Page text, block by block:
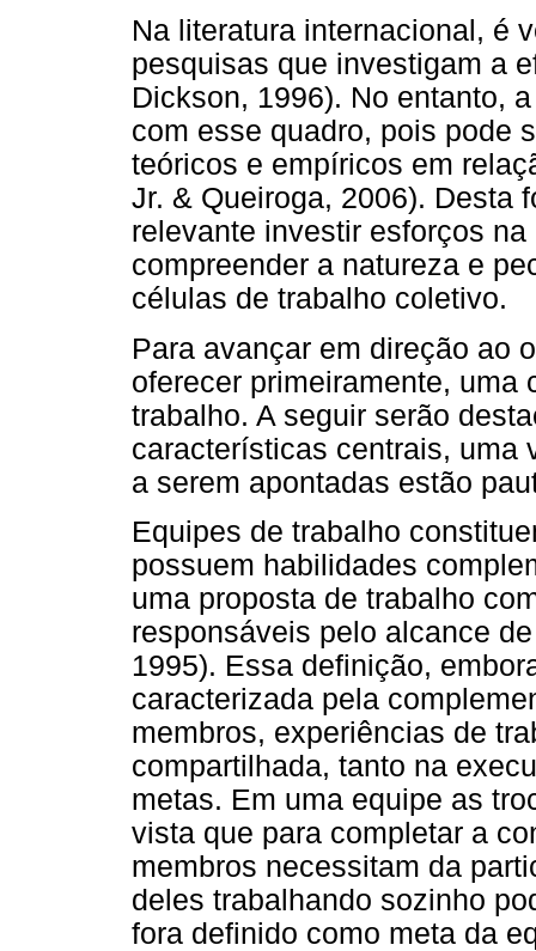
Na literatura internacional, é
pesquisas que investigam a
Dickson, 1996). No entanto,
com esse quadro, pois pode
teóricos e empíricos em
Jr. & Queiroga, 2006). Desta
relevante investir esforços
compreender a natureza e
células de trabalho coletivo.
Para avançar em direção ao
oferecer primeiramente, uma
trabalho. A seguir serão
características centrais, uma
a serem apontadas estão
Equipes de trabalho
possuem habilidades
uma proposta de trabalho
responsáveis pelo alcance
1995). Essa definição,
caracterizada pela
membros, experiências de
compartilhada, tanto na
metas. Em uma equipe as
vista que para completar a
membros necessitam da
deles trabalhando sozinho
fora definido como meta da